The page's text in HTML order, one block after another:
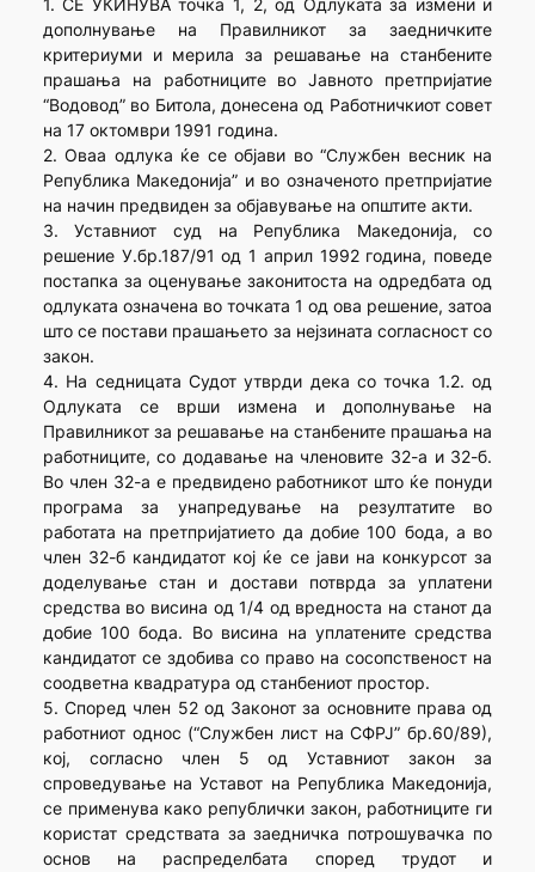
1. СЕ УКИНУВА точка 1, 2, од Одлуката за измени и
дополнување на Правилникот за заедничките
критериуми и мерила за решавање на станбените
прашања на работниците во Јавното претпријатие
“Водовод” во Битола, донесена од Работничкиот совет
на 17 октомври 1991 година.
2. Оваа одлука ќе се објави во “Службен весник на
Република Македонија” и во означеното претпријатие
на начин предвиден за објавување на општите акти.
3. Уставниот суд на Република Македонија, со
решение У.бр.187/91 од 1 април 1992 година, поведе
постапка за оценување законитоста на одредбата од
одлуката означена во точката 1 од ова решение, затоа
што се постави прашањето за нејзината согласност со
закон.
4. На седницата Судот утврди дека со точка 1.2. од
Одлуката се врши измена и дополнување на
Правилникот за решавање на станбените прашања на
работниците, со додавање на членовите 32-а и 32-б.
Во член 32-а е предвидено работникот што ќе понуди
програма за унапредување на резултатите во
работата на претпријатието да добие 100 бода, а во
член 32-б кандидатот кој ќе се јави на конкурсот за
доделување стан и достави потврда за уплатени
средства во висина од 1/4 од вредноста на станот да
добие 100 бода. Во висина на уплатените средства
кандидатот се здобива со право на сосопственост на
соодветна квадратура од станбениот простор.
5. Според член 52 од Законот за основните права од
работниот однос (“Службен лист на СФРЈ” бр.60/89),
кој, согласно член 5 од Уставниот закон за
спроведување на Уставот на Република Македонија,
се применува како републички закон, работниците ги
користат средствата за заедничка потрошувачка по
основ на распределбата според трудот и